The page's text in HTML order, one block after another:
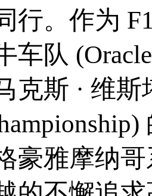
行。作为
车队
克斯 · 维
豪雅摩纳